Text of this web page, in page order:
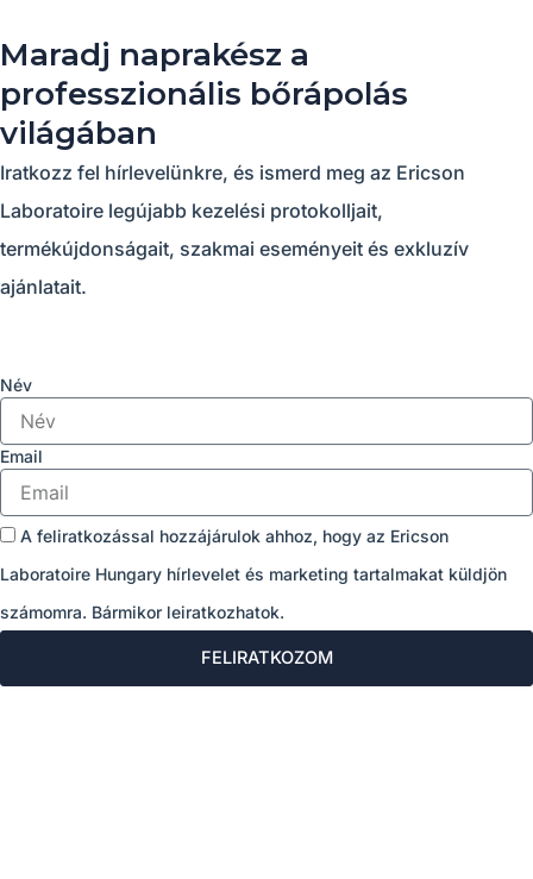
Maradj naprakész a
professzionális bőrápolás
világában
Iratkozz fel hírlevelünkre, és ismerd meg az Ericson
Laboratoire legújabb kezelési protokolljait,
termékújdonságait, szakmai eseményeit és exkluzív
ajánlatait.
Név
Email
A feliratkozással hozzájárulok ahhoz, hogy az Ericson
Laboratoire Hungary hírlevelet és marketing tartalmakat küldjön
számomra. Bármikor leiratkozhatok.
FELIRATKOZOM